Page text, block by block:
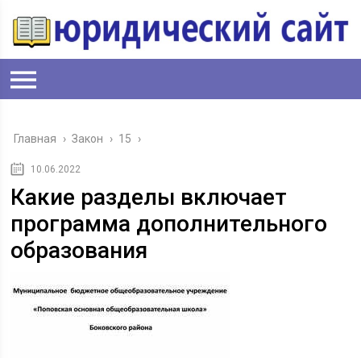
Главная › Закон › 15 ›
10.06.2022
Какие разделы включает
программа дополнительного
образования